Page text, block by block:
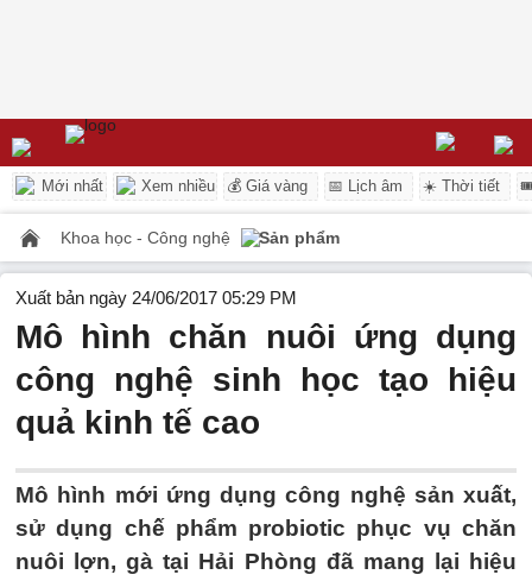
Mới nhất Xem nhiều 💰 Giá vàng 📅 Lịch âm ☀️ Thời tiết
Khoa học - Công nghệ Sản phẩm
Xuất bản ngày 24/06/2017 05:29 PM
Mô hình chăn nuôi ứng dụng
công nghệ sinh học tạo hiệu
quả kinh tế cao
Mô hình mới ứng dụng công nghệ sản xuất,
sử dụng chế phẩm probiotic phục vụ chăn
nuôi lợn, gà tại Hải Phòng đã mang lại hiệu